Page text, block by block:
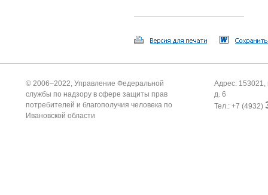
© 2006–2022, Управление Федеральной
службы по надзору в сфере защиты прав
потребителей и благополучия человека по
Ивановской области
Адрес: 153021,
д. 6
Тел.: +7 (4932)